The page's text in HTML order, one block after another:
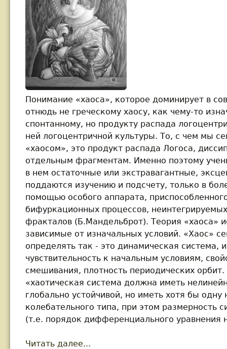
Понимание «хаоса», которое доминирует в
отнюдь не греческому хаосу, как чему-то
спонтанному, но продукту распада
ней логоцентричной культуры. То, с чем мы
«хаосом», это продукт распада Логоса,
отдельным фрагментам. Именно поэтому
в нем остаточные или экстравагантные,
поддаются изучению и подсчету, только в
помощью особого аппарата,
бифуркационных процессов,
фракталов (Б.Мандельброт). Теория «хаоса»
зависимые от изначальных условий. «Хаос»
определять так - это динамическая
чувствительность к начальным условиям,
смешивания, плотность периодических
«хаотическая система должна иметь
глобально устойчивой, но иметь хотя бы одну
колебательного типа, при этом размерность
(т.е. порядок дифференциального уравнения
Читать далее...